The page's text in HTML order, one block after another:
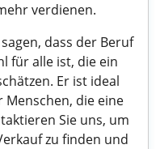
verdienen.
dass der Beruf
für alle ist, die ein
Er ist ideal
die eine
Sie uns, um
zu finden und